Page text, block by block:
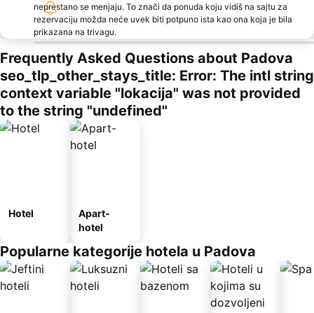
neprestano se menjaju. To znači da ponuda koju vidiš na sajtu za
rezervaciju možda neće uvek biti potpuno ista kao ona koja je bila
prikazana na trivagu.
Frequently Asked Questions about Padova
seo_tlp_other_stays_title: Error: The intl string
context variable "lokacija" was not provided
to the string "undefined"
Hotel
Apart-
hotel
Popularne kategorije hotela u Padova